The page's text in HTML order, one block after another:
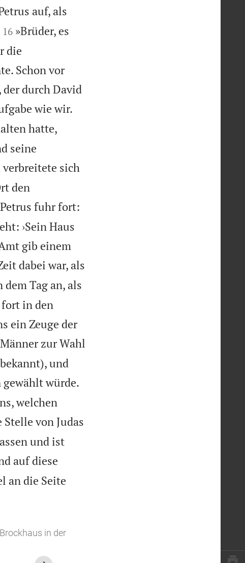
auf, als

16 »Brüder, es
die
Schon vor
durch David
wie wir.
hatte,
seine
sich
den
Petrus fuhr fort:
›Sein Haus
gib einem
dabei war, als
Tag an, als
fort in den
ein Zeuge der
zur Wahl
und
würde.
welchen
von Judas
und ist
auf diese
an die Seite
in der